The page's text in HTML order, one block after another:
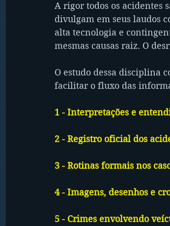
A rigor todos os acidentes
divulgam em seus laudos
alta tecnologia e
mesmas causas raiz. O
O estudo dessa disciplina
facilitar o fluxo das
1 - Interpretações e
2 - Registro oficial dos
3 - Rotinas formais nos
4 - Imagens, desenhos e
5 - Crimes envolvendo